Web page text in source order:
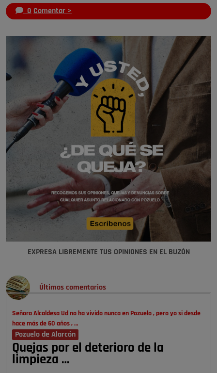
0 Comentar >
EXPRESA LIBREMENTE TUS OPINIONES EN EL BUZÓN
Últimos comentarios
Señora Alcaldesa Ud no ha vivido nunca en Pozuelo , pero yo si desde
hace más de 60 años , …
Pozuelo de Alarcón
Quejas por el deterioro de la
limpieza …